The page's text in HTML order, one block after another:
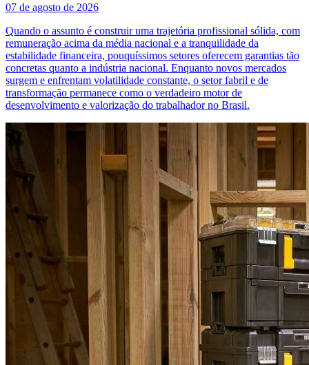
07 de agosto de 2026
Quando o assunto é construir uma trajetória profissional sólida, com
remuneração acima da média nacional e a tranquilidade da
estabilidade financeira, pouquíssimos setores oferecem garantias tão
concretas quanto a indústria nacional. Enquanto novos mercados
surgem e enfrentam volatilidade constante, o setor fabril e de
transformação permanece como o verdadeiro motor de
desenvolvimento e valorização do trabalhador no Brasil.